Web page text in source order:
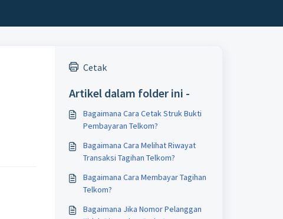
Cetak
Artikel dalam folder ini -
Bagaimana Cara Cetak Struk Bukti
Pembayaran Telkom?
Bagaimana Cara Melihat Riwayat
Transaksi Tagihan Telkom?
Bagaimana Cara Membayar Tagihan
Telkom?
Bagaimana Jika Nomor Pelanggan